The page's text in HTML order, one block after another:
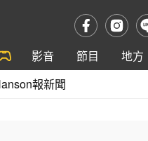
影音 節目 地方
報新聞